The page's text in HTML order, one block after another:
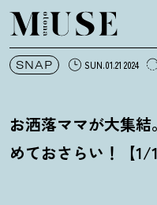
オトナミューズ
SNAP SUN.01.21 2024
お洒落ママが大集
めておさらい ！ 【